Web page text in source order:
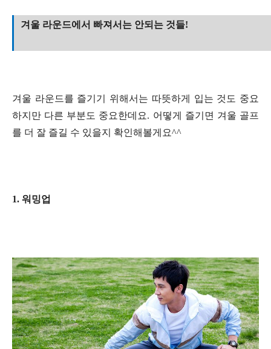
겨울 라운드에서 빠져서는 안되는 것들!
겨울 라운드를 즐기기 위해서는 따뜻하게 입는 것도 중요
하지만 다른 부분도 중요한데요. 어떻게 즐기면 겨울 골프
를 더 잘 즐길 수 있을지 확인해볼게요^^
1. 워밍업